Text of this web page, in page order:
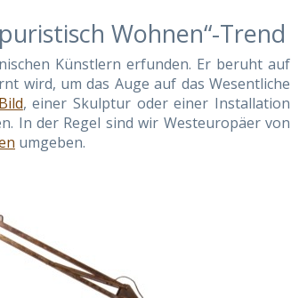
Wohnen“-Trend
Künstlern erfunden. Er beruht auf
wird, um das Auge auf das Wesentliche
Bild, einer Skulptur oder einer Installation
In der Regel sind wir Westeuropäer von
umgeben.